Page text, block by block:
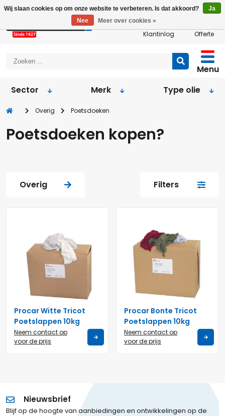
Klantinlog Offerte
Menu
Sector
Merk Type olie
Overig Poetsdoeken
Poetsdoeken kopen?
Overig Filters
Procar Witte Tricot
Poetslappen 10kg
Neem contact op
voor de prijs
Procar Bonte Tricot
Poetslappen 10kg
Neem contact op
voor de prijs
Nieuwsbrief
Blijf op de hoogte van aanbiedingen en ontwikkelingen op de
Wij slaan cookies op om onze website te verbeteren. Is dat akkoord?
Ja
Nee
Meer over cookies »